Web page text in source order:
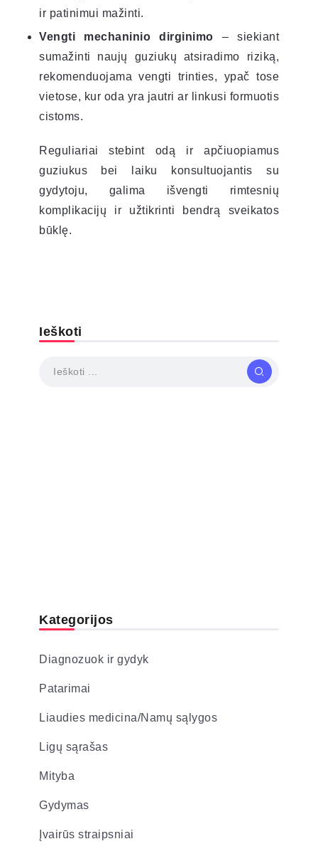
ir patinimui mažinti.
Vengti mechaninio dirginimo – siekiant
sumažinti naujų guziukų atsiradimo riziką,
rekomenduojama vengti trinties, ypač tose
vietose, kur oda yra jautri ar linkusi formuotis
cistoms.
Reguliariai stebint odą ir apčiuopiamus
guziukus bei laiku konsultuojantis su
gydytoju, galima išvengti rimtesnių
komplikacijų ir užtikrinti bendrą sveikatos
būklę.
Ieškoti
Kategorijos
Diagnozuok ir gydyk
Patarimai
Liaudies medicina/Namų sąlygos
Ligų sąrašas
Mityba
Gydymas
Įvairūs straipsniai